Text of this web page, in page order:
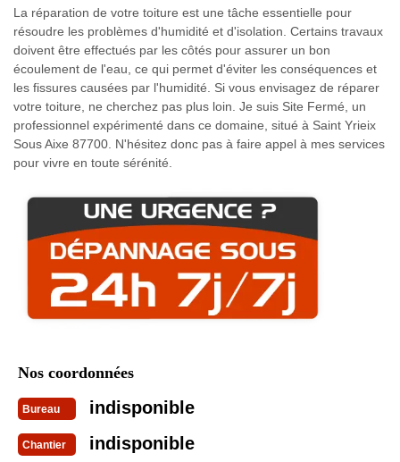
La réparation de votre toiture est une tâche essentielle pour
résoudre les problèmes d'humidité et d'isolation. Certains travaux
doivent être effectués par les côtés pour assurer un bon
écoulement de l'eau, ce qui permet d'éviter les conséquences et
les fissures causées par l'humidité. Si vous envisagez de réparer
votre toiture, ne cherchez pas plus loin. Je suis Site Fermé, un
professionnel expérimenté dans ce domaine, situé à Saint Yrieix
Sous Aixe 87700. N'hésitez donc pas à faire appel à mes services
pour vivre en toute sérénité.
Nos coordonnées
Bureau indisponible
Chantier indisponible